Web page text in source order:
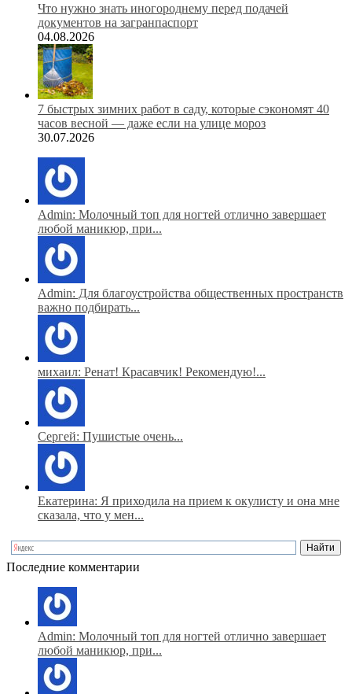
Что нужно знать иногороднему перед подачей
документов на загранпаспорт
04.08.2026
7 быстрых зимних работ в саду, которые сэкономят 40
часов весной — даже если на улице мороз
30.07.2026
Admin: Молочный топ для ногтей отлично завершает
любой маникюр, при...
Admin: Для благоустройства общественных пространств
важно подбирать...
михаил: Ренат! Красавчик! Рекомендую!...
Сергей: Пушистые очень...
Екатерина: Я приходила на прием к окулисту и она мне
сказала, что у мен...
Последние комментарии
Admin: Молочный топ для ногтей отлично завершает
любой маникюр, при...